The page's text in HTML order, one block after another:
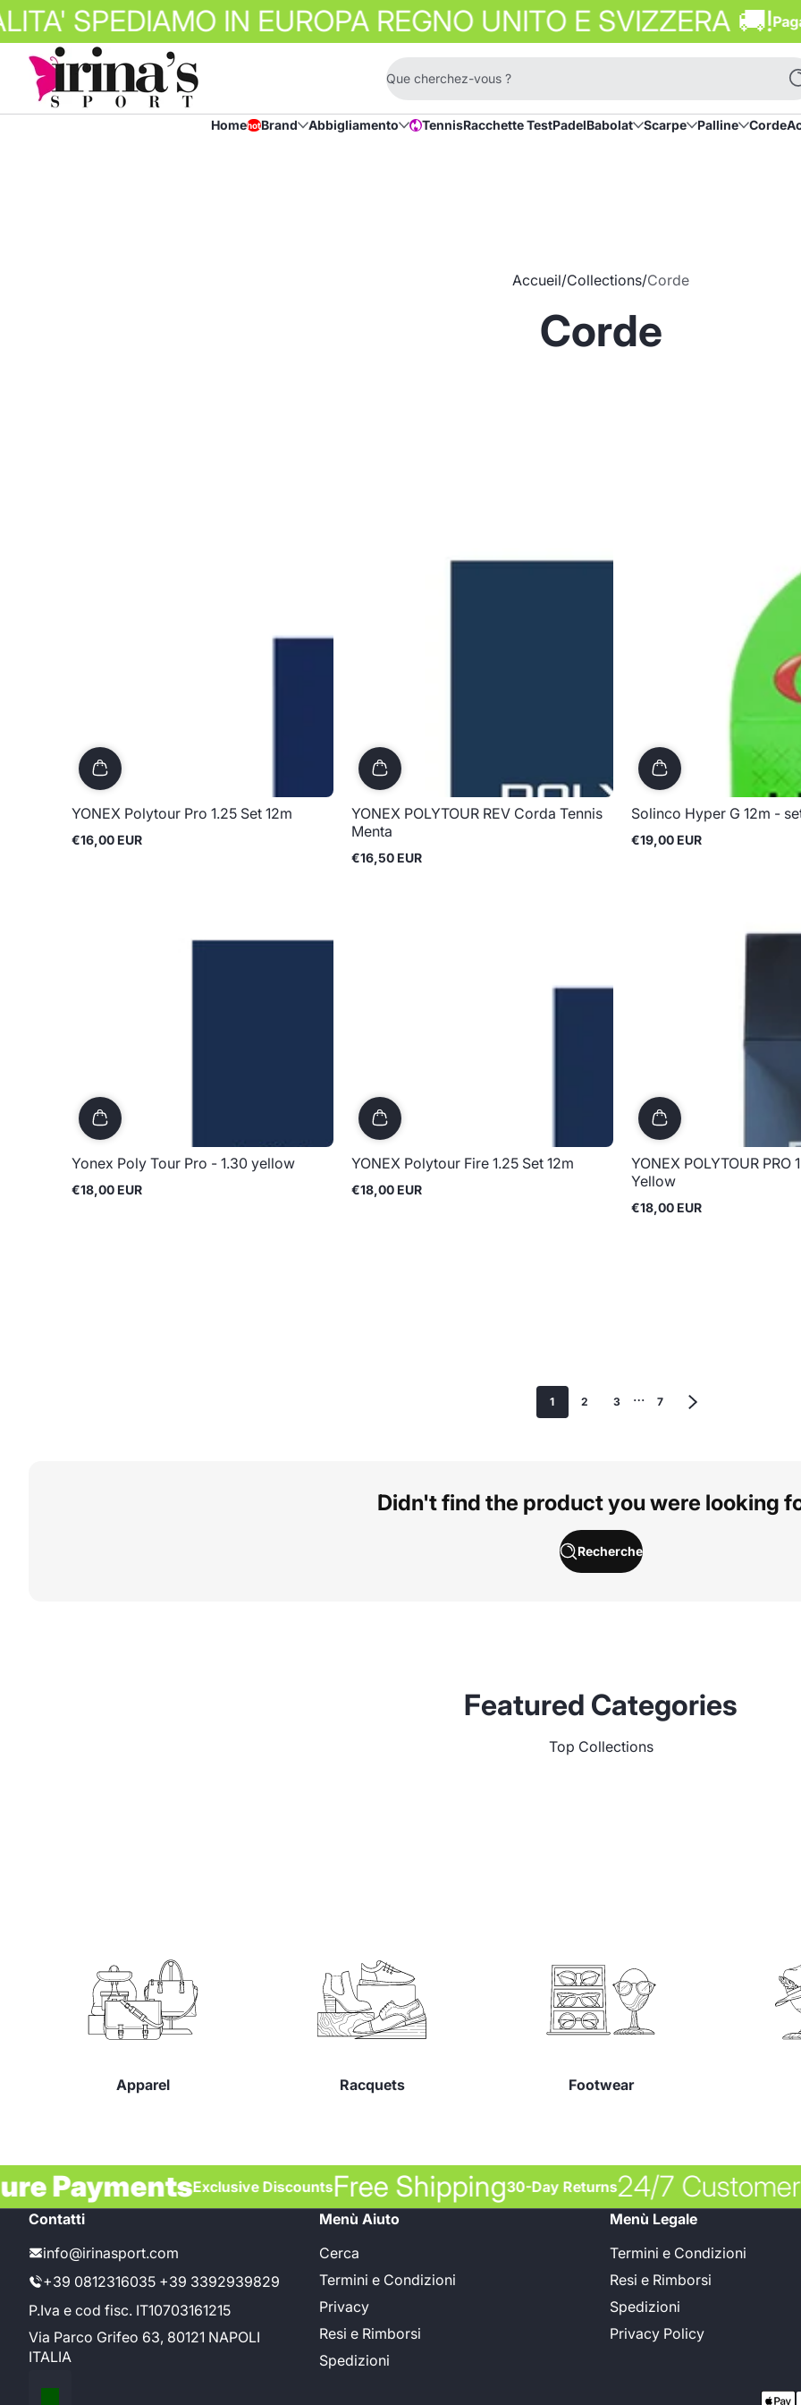
Passer au contenu
SPEDIAMO IN EUROPA REGNO UNITO E SVIZZERA 🚚​! Paga in
Que cherchez-vous ?
HomehotBrand Abbigliamento hotTennisRacchette TestPadelBabolat Scarpe Palline Corde
Accueil Collections Corde
Corde
YONEX Polytour Pro 1.25 Set 12m
Prix
€16,00 EUR
YONEX POLYTOUR REV Corda Tennis
Menta
Prix
€16,50 EUR
Solinco Hyper G 12m -
Prix
€19,00 EUR
Yonex Poly Tour Pro - 1.30 yellow
Prix
€18,00 EUR
YONEX Polytour Fire 1.25 Set 12m
Prix
€18,00 EUR
YONEX POLYTOUR PRO
Yellow
Prix
€18,00 EUR
1 2 3 … 7
Didn't find the product you were looking
Recherche
Featured Categories
Top Collections
Apparel Racquets Footwear
PaymentsExclusive DiscountsFree Shipping30-Day Returns24/7
Contatti
info@irinasport.com
+39 0812316035 +39 3392939829
P.Iva e cod fisc. IT10703161215
Via Parco Grifeo 63, 80121 NAPOLI
ITALIA
Menù Aiuto
Cerca
Termini e Condizioni
Privacy
Resi e Rimborsi
Spedizioni
Menù Legale
Termini e Condizioni
Resi e Rimborsi
Spedizioni
Privacy Policy
Méthodes de